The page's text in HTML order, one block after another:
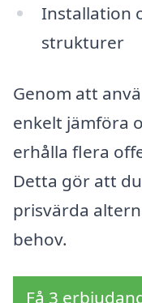
Installation
strukturer
Genom att
enkelt jämföra
erhålla flera
Detta gör att
prisvärda
behov.
Få 3